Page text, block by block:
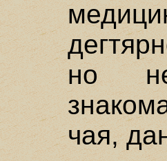
но не
чая,